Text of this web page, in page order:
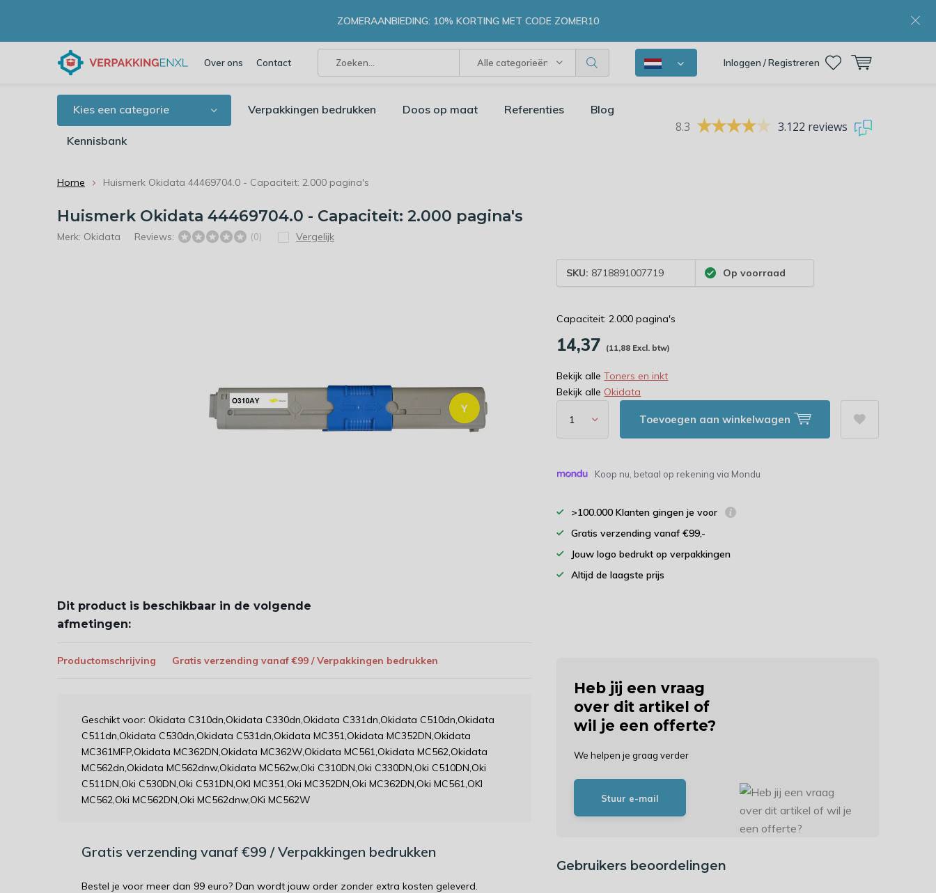
Over ons Contact Alle categorieën Inloggen / Registreren
ZOMERAANBIEDING: 10% KORTING MET CODE ZOMER10
Kies een categorie Verpakkingen bedrukken Doos op maat Referenties Blog
Kennisbank
8.3 3.122 reviews
Home Huismerk Okidata 44469704.0 - Capaciteit: 2.000 pagina's
Huismerk Okidata 44469704.0 - Capaciteit: 2.000 pagina's
Merk: Okidata Reviews: (0) Vergelijk
SKU: 8718891007719 Op voorraad
Capaciteit: 2.000 pagina's
14,37 (11,88 Excl. btw)
Bekijk alleToners en inkt
Bekijk alle Okidata
Toevoegen aan winkelwagen
Koop nu, betaal op rekening via Mondu
>100.000 Klanten gingen je voor
Gratis verzending vanaf €99,-
Jouw logo bedrukt op verpakkingen
Altijd de laagste prijs
Dit product is beschikbaar in de volgende
afmetingen:
Productomschrijving Gratis verzending vanaf €99 / Verpakkingen bedrukken
Geschikt voor: Okidata C310dn,Okidata C330dn,Okidata C331dn,Okidata C510dn,Okidata
C511dn,Okidata C530dn,Okidata C531dn,Okidata MC351,Okidata MC352DN,Okidata
MC361MFP,Okidata MC362DN,Okidata MC362W,Okidata MC561,Okidata MC562,Okidata
MC562dn,Okidata MC562dnw,Okidata MC562w,Oki C310DN,Oki C330DN,Oki C510DN,Oki
C511DN,Oki C530DN,Oki C531DN,OKI MC351,Oki MC352DN,Oki MC362DN,Oki MC561,OKI
MC562,Oki MC562DN,Oki MC562dnw,OKi MC562W
Gratis verzending vanaf €99 / Verpakkingen bedrukken
Bestel je voor meer dan 99 euro? Dan wordt jouw order zonder extra kosten geleverd.
Heb jij een vraag
over dit artikel of
wil je een offerte?
We helpen je graag verder
Stuur e-mail
Gebruikers beoordelingen